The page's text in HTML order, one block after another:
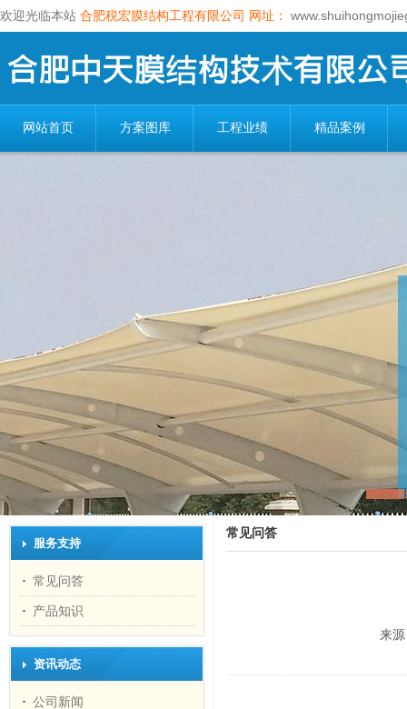
欢迎光临本站 合肥税宏膜结构工程有限公司 网址：
网站首页 方案图库 工程业绩 精品案例
服务支持
常见问答
产品知识
资讯动态
公司新闻
常见问答
来